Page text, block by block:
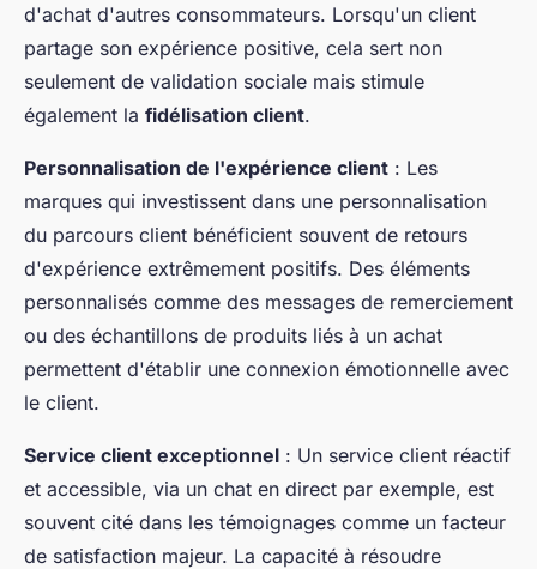
d'achat d'autres consommateurs. Lorsqu'un client
partage son expérience positive, cela sert non
seulement de validation sociale mais stimule
également la fidélisation client.
Personnalisation de l'expérience client : Les
marques qui investissent dans une personnalisation
du parcours client bénéficient souvent de retours
d'expérience extrêmement positifs. Des éléments
personnalisés comme des messages de remerciement
ou des échantillons de produits liés à un achat
permettent d'établir une connexion émotionnelle avec
le client.
Service client exceptionnel : Un service client réactif
et accessible, via un chat en direct par exemple, est
souvent cité dans les témoignages comme un facteur
de satisfaction majeur. La capacité à résoudre